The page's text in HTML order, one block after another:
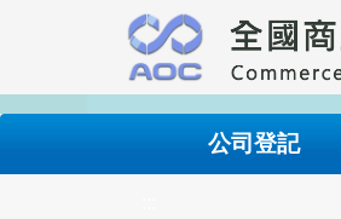
要
內
公司登記